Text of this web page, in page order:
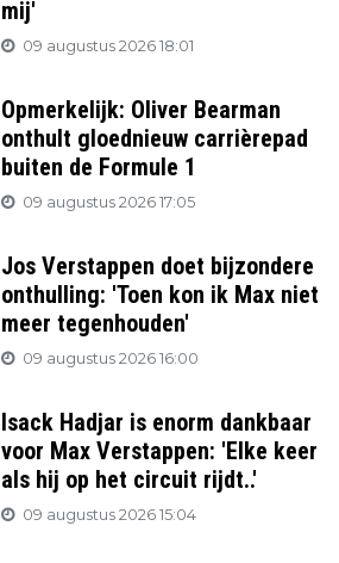
mij'
09 augustus 2026 18:01
Opmerkelijk: Oliver Bearman
onthult gloednieuw carrièrepad
buiten de Formule 1
09 augustus 2026 17:05
Jos Verstappen doet bijzondere
onthulling: 'Toen kon ik Max niet
meer tegenhouden'
09 augustus 2026 16:00
Isack Hadjar is enorm dankbaar
voor Max Verstappen: 'Elke keer
als hij op het circuit rijdt..'
09 augustus 2026 15:04